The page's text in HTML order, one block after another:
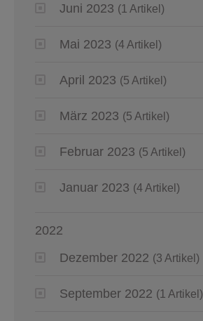
Juni 2023 (1 Artikel)
Mai 2023 (4 Artikel)
April 2023 (5 Artikel)
März 2023 (5 Artikel)
Februar 2023 (5 Artikel)
Januar 2023 (4 Artikel)
2022
Dezember 2022 (3 Artikel)
September 2022 (1 Artikel)